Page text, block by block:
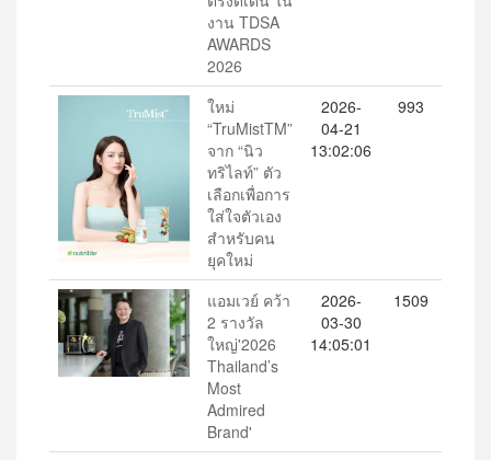
งาน TDSA
AWARDS
2026
ใหม่
“TruMistTM”
จาก “นิว
ทริไลท์” ตัว
เลือกเพื่อการ
ใส่ใจตัวเอง
สำหรับคน
ยุคใหม่
2026-
04-21
13:02:06
993
แอมเวย์ คว้า
2 รางวัล
ใหญ่'2026
Thailand’s
Most
Admired
Brand'
2026-
03-30
14:05:01
1509